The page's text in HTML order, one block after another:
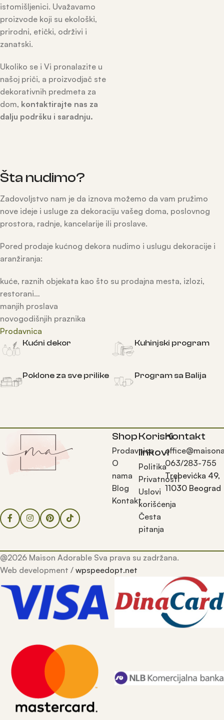
istomišljenici. Uvažavamo
proizvode koji su ekološki,
prirodni, etički, održivi i
zanatski.
Ukoliko se i Vi pronalazite u
našoj priči, a proizvodjač ste
dekorativnih predmeta za
dom, kontaktirajte nas za
dalju podršku i saradnju.
Šta nudimo?
Zadovoljstvo nam je da iznova možemo da vam pružimo
nove ideje i usluge za dekoraciju vašeg doma, poslovnog
prostora, radnje, kancelarije ili proslave.
Pored prodaje kućnog dekora nudimo i uslugu dekoracije i
aranžiranja:
kuće, raznih objekata kao što su prodajna mesta, izlozi,
restorani…
manjih proslava
novogodišnjih praznika
Prodavnica
Kućni dekor
Poklone za sve prilike
Kuhinjski program
Program sa Balija
Shop
Prodavnica
O
nama
Blog
Kontakt
Korisni
linkovi
Politika
Privatnosti
Uslovi
korišćenja
Česta
pitanja
Kontakt
063/283-755
Trebevićka 49,
11030 Beograd
@2026 Maison Adorable Sva prava su zadržana.
Web development / wpspeedopt.net